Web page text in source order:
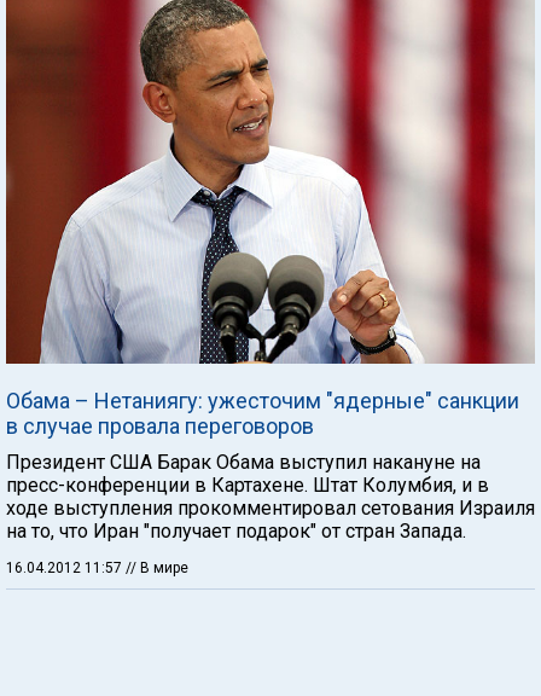
Обама – Нетаниягу: ужесточим "ядерные" санкции
в случае провала переговоров
Президент США Барак Обама выступил накануне на
пресс-конференции в Картахене. Штат Колумбия, и в
ходе выступления прокомментировал сетования Израиля
на то, что Иран "получает подарок" от стран Запада.
16.04.2012 11:57 // В мире